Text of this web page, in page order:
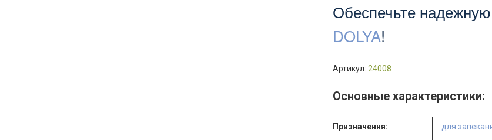
Обеспечьте
DOLYA!
Артикул: 24008
Основные характеристики:
Призначення: для